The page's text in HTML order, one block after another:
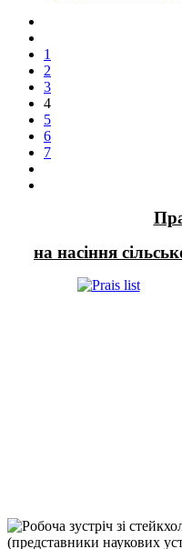
1
2
3
4
5
6
7
на насіння